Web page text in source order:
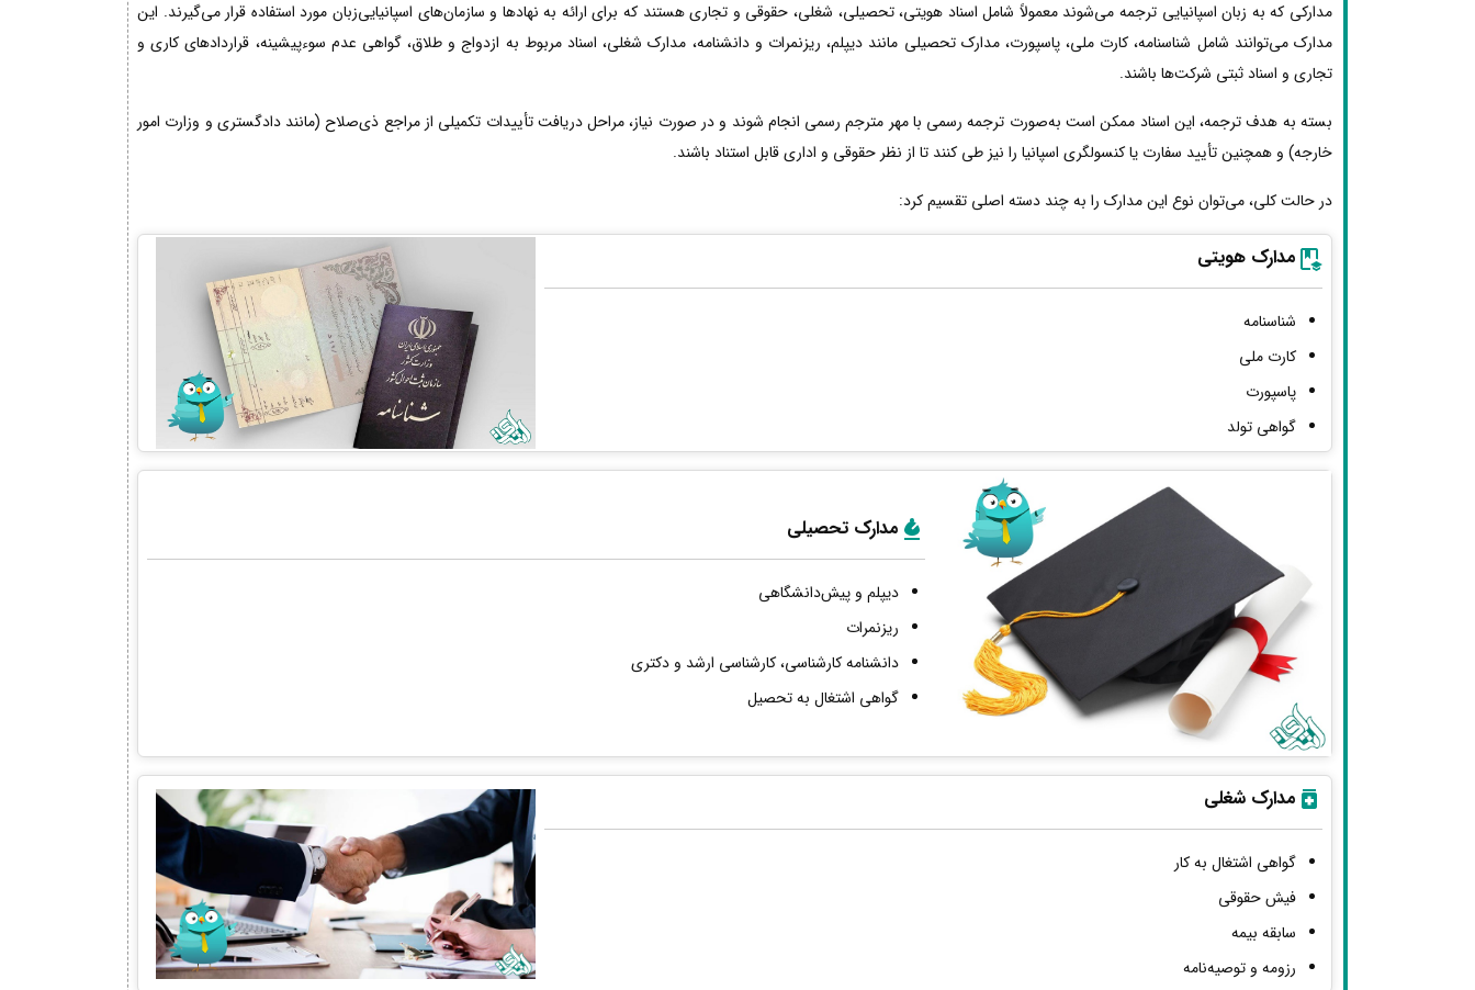
مدارکی که به زبان اسپانیایی ترجمه می‌شوند معمولاً شامل اسناد هویتی، تحصیلی، شغلی، حقوقی و تجاری هستند که برای ارائه به نهادها و سازمان‌های اسپانیایی‌زبان مورد استفاده قرار می‌گیرند. این
مدارک می‌توانند شامل شناسنامه، کارت ملی، پاسپورت، مدارک تحصیلی مانند دیپلم، ریزنمرات و دانشنامه، مدارک شغلی، اسناد مربوط به ازدواج و طلاق، گواهی عدم سوءپیشینه، قراردادهای کاری و
تجاری و اسناد ثبتی شرکت‌ها باشند.
بسته به هدف ترجمه، این اسناد ممکن است به‌صورت ترجمه رسمی با مهر مترجم رسمی انجام شوند و در صورت نیاز، مراحل دریافت تأییدات تکمیلی از مراجع ذی‌صلاح (مانند دادگستری و وزارت امور
خارجه) و همچنین تأیید سفارت یا کنسولگری اسپانیا را نیز طی کنند تا از نظر حقوقی و اداری قابل استناد باشند.
در حالت کلی، می‌توان نوع این مدارک را به چند دسته اصلی تقسیم کرد:
مدارک هویتی
شناسنامه
کارت ملی
پاسپورت
گواهی تولد
مدارک تحصیلی
دیپلم و پیش‌دانشگاهی
ریزنمرات
دانشنامه کارشناسی، کارشناسی ارشد و دکتری
گواهی اشتغال به تحصیل
مدارک شغلی
گواهی اشتغال به کار
فیش حقوقی
سابقه بیمه
رزومه و توصیه‌نامه